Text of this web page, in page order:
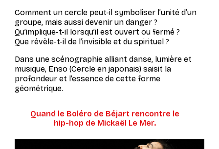
Comment un cercle peut-il symboliser l’unité d’un
groupe, mais aussi devenir un danger ?
Qu’implique-t-il lorsqu’il est ouvert ou fermé ?
Que révèle-t-il de l’invisible et du spirituel ?
Dans une scénographie alliant danse, lumière et
musique, Enso (Cercle en japonais) saisit la
profondeur et l’essence de cette forme
géométrique.
Quand le Boléro de Béjart rencontre le
hip-hop de Mickaël Le Mer.